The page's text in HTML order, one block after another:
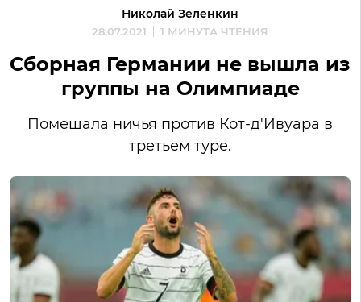
Николай Зеленкин
28.07.2021 1 МИНУТА ЧТЕНИЯ
Сборная Германии не вышла из
группы на Олимпиаде
Помешала ничья против Кот-д'Ивуара в
третьем туре.